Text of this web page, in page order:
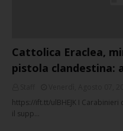
Cattolica Eraclea,
pistola clandestina:
https://ift.tt/ulBHEJK I
il supp…